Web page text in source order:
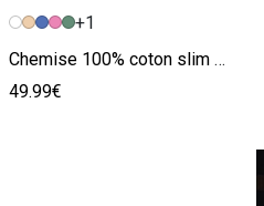
Image précédente
Image suivante
+1
Chemise 100% coton slim sans repassage unie
49.99€